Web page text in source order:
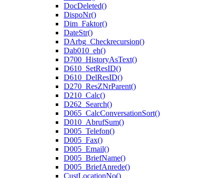
DocDeleted()
DispoNr()
Dim_Faktor()
DateStr()
DArbg_Checkrecursion()
Dab010_eh()
D700_HistoryAsText()
D610_SetResID()
D610_DelResID()
D270_ResZNrParent()
D210_Calc()
D262_Search()
D065_CalcConversationSort()
D010_AbrufSum()
D005_Telefon()
D005_Fax()
D005_Email()
D005_BriefName()
D005_BriefAnrede()
CustLocationNo()